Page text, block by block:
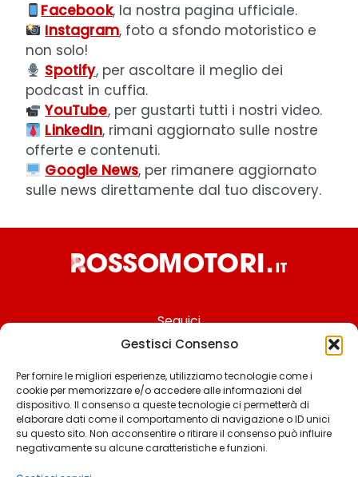
Gestisci Consenso
Per fornire le migliori esperienze, utilizziamo tecnologie come i
cookie per memorizzare e/o accedere alle informazioni del
dispositivo. Il consenso a queste tecnologie ci permetterà di
elaborare dati come il comportamento di navigazione o ID unici
su questo sito. Non acconsentire o ritirare il consenso può influire
negativamente su alcune caratteristiche e funzioni.
Facebook, la nostra pagina ufficiale.
Instagram, foto a sfondo motoristico e
non solo!
Spotify, per ascoltare il meglio dei
podcast in cuffia.
YouTube, per gustarti tutti i nostri video.
LinkedIn, rimani aggiornato sulle nostre
offerte e contenuti.
Google News, per rimanere aggiornato
sulle news direttamente dal tuo discovery.
Seguici
Chi siamo
Contattaci
Termini & Condizioni